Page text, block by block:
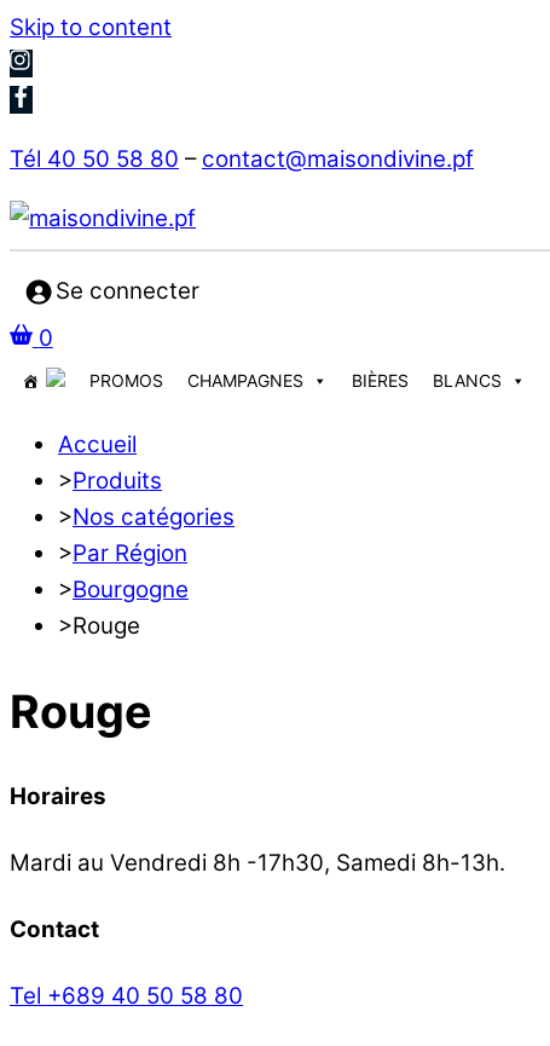
Skip to content
Tél 40 50 58 80 – contact@maisondivine.pf
Se connecter
0
PROMOS CHAMPAGNES BIÈRES BLANCS
Accueil
>Produits
>Nos catégories
>Par Région
>Bourgogne
>Rouge
Rouge
Horaires
Mardi au Vendredi 8h -17h30, Samedi 8h-13h.
Contact
Tel +689 40 50 58 80